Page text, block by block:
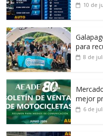
10 de
para
8 de
mejor
6 de